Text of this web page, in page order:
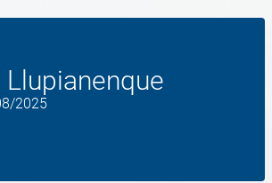
Llupianenque
2025